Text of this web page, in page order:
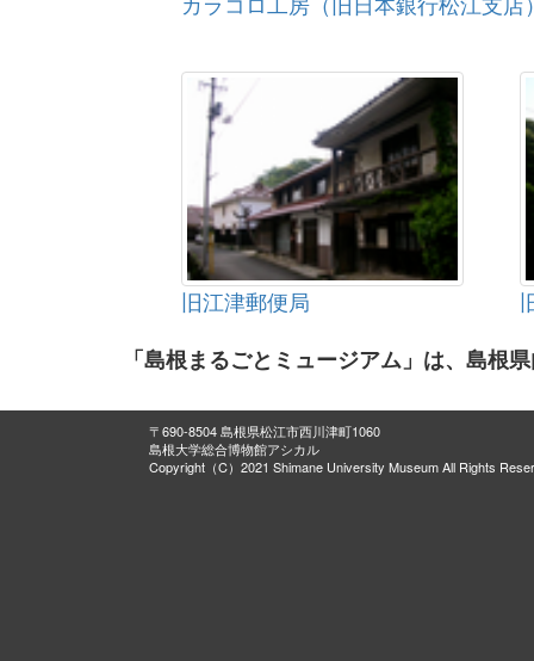
旧江津郵便局
「島根まるごとミュージアム」は、島根
〒690-8504 島根県松江市西川津町1060
島根大学総合博物館アシカル
Copyright（C）2021 Shimane University Museum All Rights